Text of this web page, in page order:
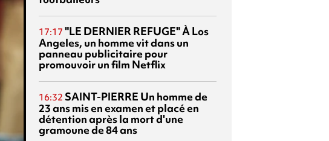
17:17 "LE DERNIER REFUGE"À Los
Angeles, un homme vit dans un
panneau publicitaire pour
promouvoir un film Netflix
16:32 SAINT-PIERRE Un homme de
23 ans mis en examen et placé en
détention après la mort d'une
gramoune de 84 ans